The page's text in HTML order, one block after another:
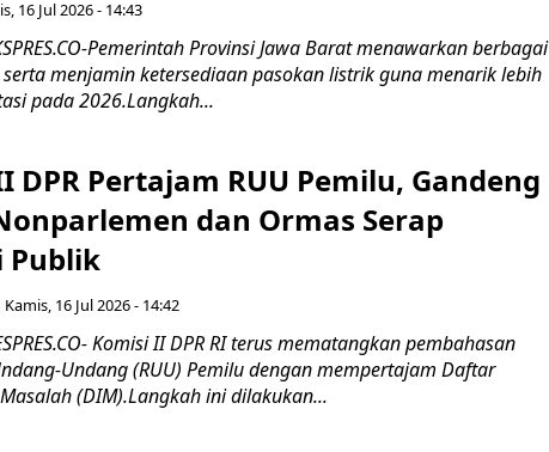
16 Jul 2026 - 14:43
Pemerintah Provinsi Jawa Barat menawarkan berbagai
menjamin ketersediaan pasokan listrik guna menarik lebih
pada 2026.Langkah...
DPR Pertajam RUU Pemilu, Gandeng
dan Ormas Serap
Publik
Kamis, 16 Jul 2026 - 14:42
Komisi II DPR RI terus mematangkan pembahasan
Undang (RUU) Pemilu dengan mempertajam Daftar
(DIM).Langkah ini dilakukan...